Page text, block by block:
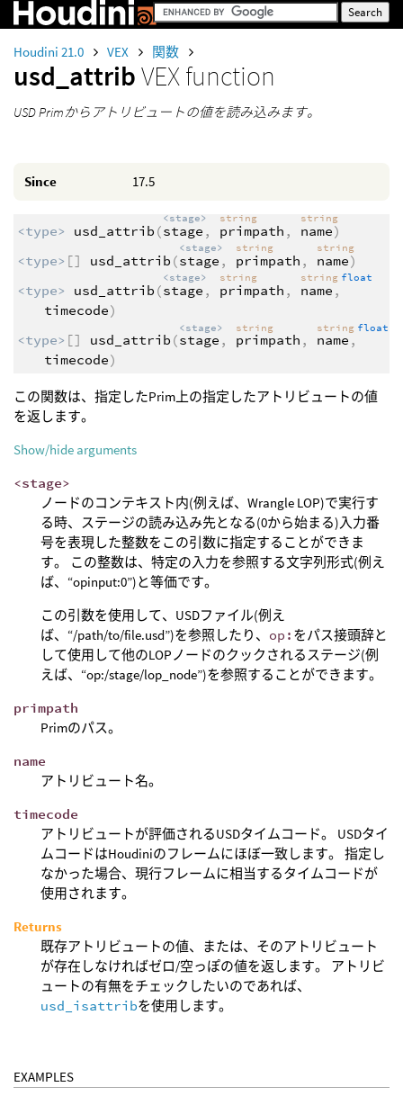
Houdini 21.0 VEX 関数
usd_attribVEX function
USD Primからアトリビュートの値を読み込みます。
Since 17.5
<type> usd_attrib (
<stage>
stage ,
string
primpath ,
string
name)
<type> [] usd_attrib (
<stage>
stage ,
string
primpath ,
string
name)
<type> usd_attrib (
<stage>
stage ,
string
primpath ,
string
name ,
float
timecode)
<type> [] usd_attrib (
<stage>
stage ,
string
primpath ,
string
name ,
float
timecode)
この関数は、指定したPrim上の指定したアトリビュートの値
を返します。
Show/hide arguments
<stage>
ノードのコンテキスト内(例えば、Wrangle LOP)で実行す
る時、ステージの読み込み先となる(0から始まる)入力番
号を表現した整数をこの引数に指定することができま
す。 この整数は、特定の入力を参照する文字列形式(例え
ば、“opinput:0”)と等価です。
この引数を使用して、USDファイル(例え
ば、“/path/to/file.usd”)を参照したり、 op: をパス接頭辞と
して使用して他のLOPノードのクックされるステージ(例
えば、“op:/stage/lop_node”)を参照することができます。
primpath
Primのパス。
name
アトリビュート名。
timecode
アトリビュートが評価されるUSDタイムコード。 USDタイ
ムコードはHoudiniのフレームにほぼ一致します。 指定し
なかった場合、現行フレームに相当するタイムコードが
使用されます。
Returns
既存アトリビュートの値、または、そのアトリビュート
が存在しなければゼロ/空っぽの値を返します。 アトリビ
ュートの有無をチェックしたいのであれば、
usd_isattribを使用します。
EXAMPLES